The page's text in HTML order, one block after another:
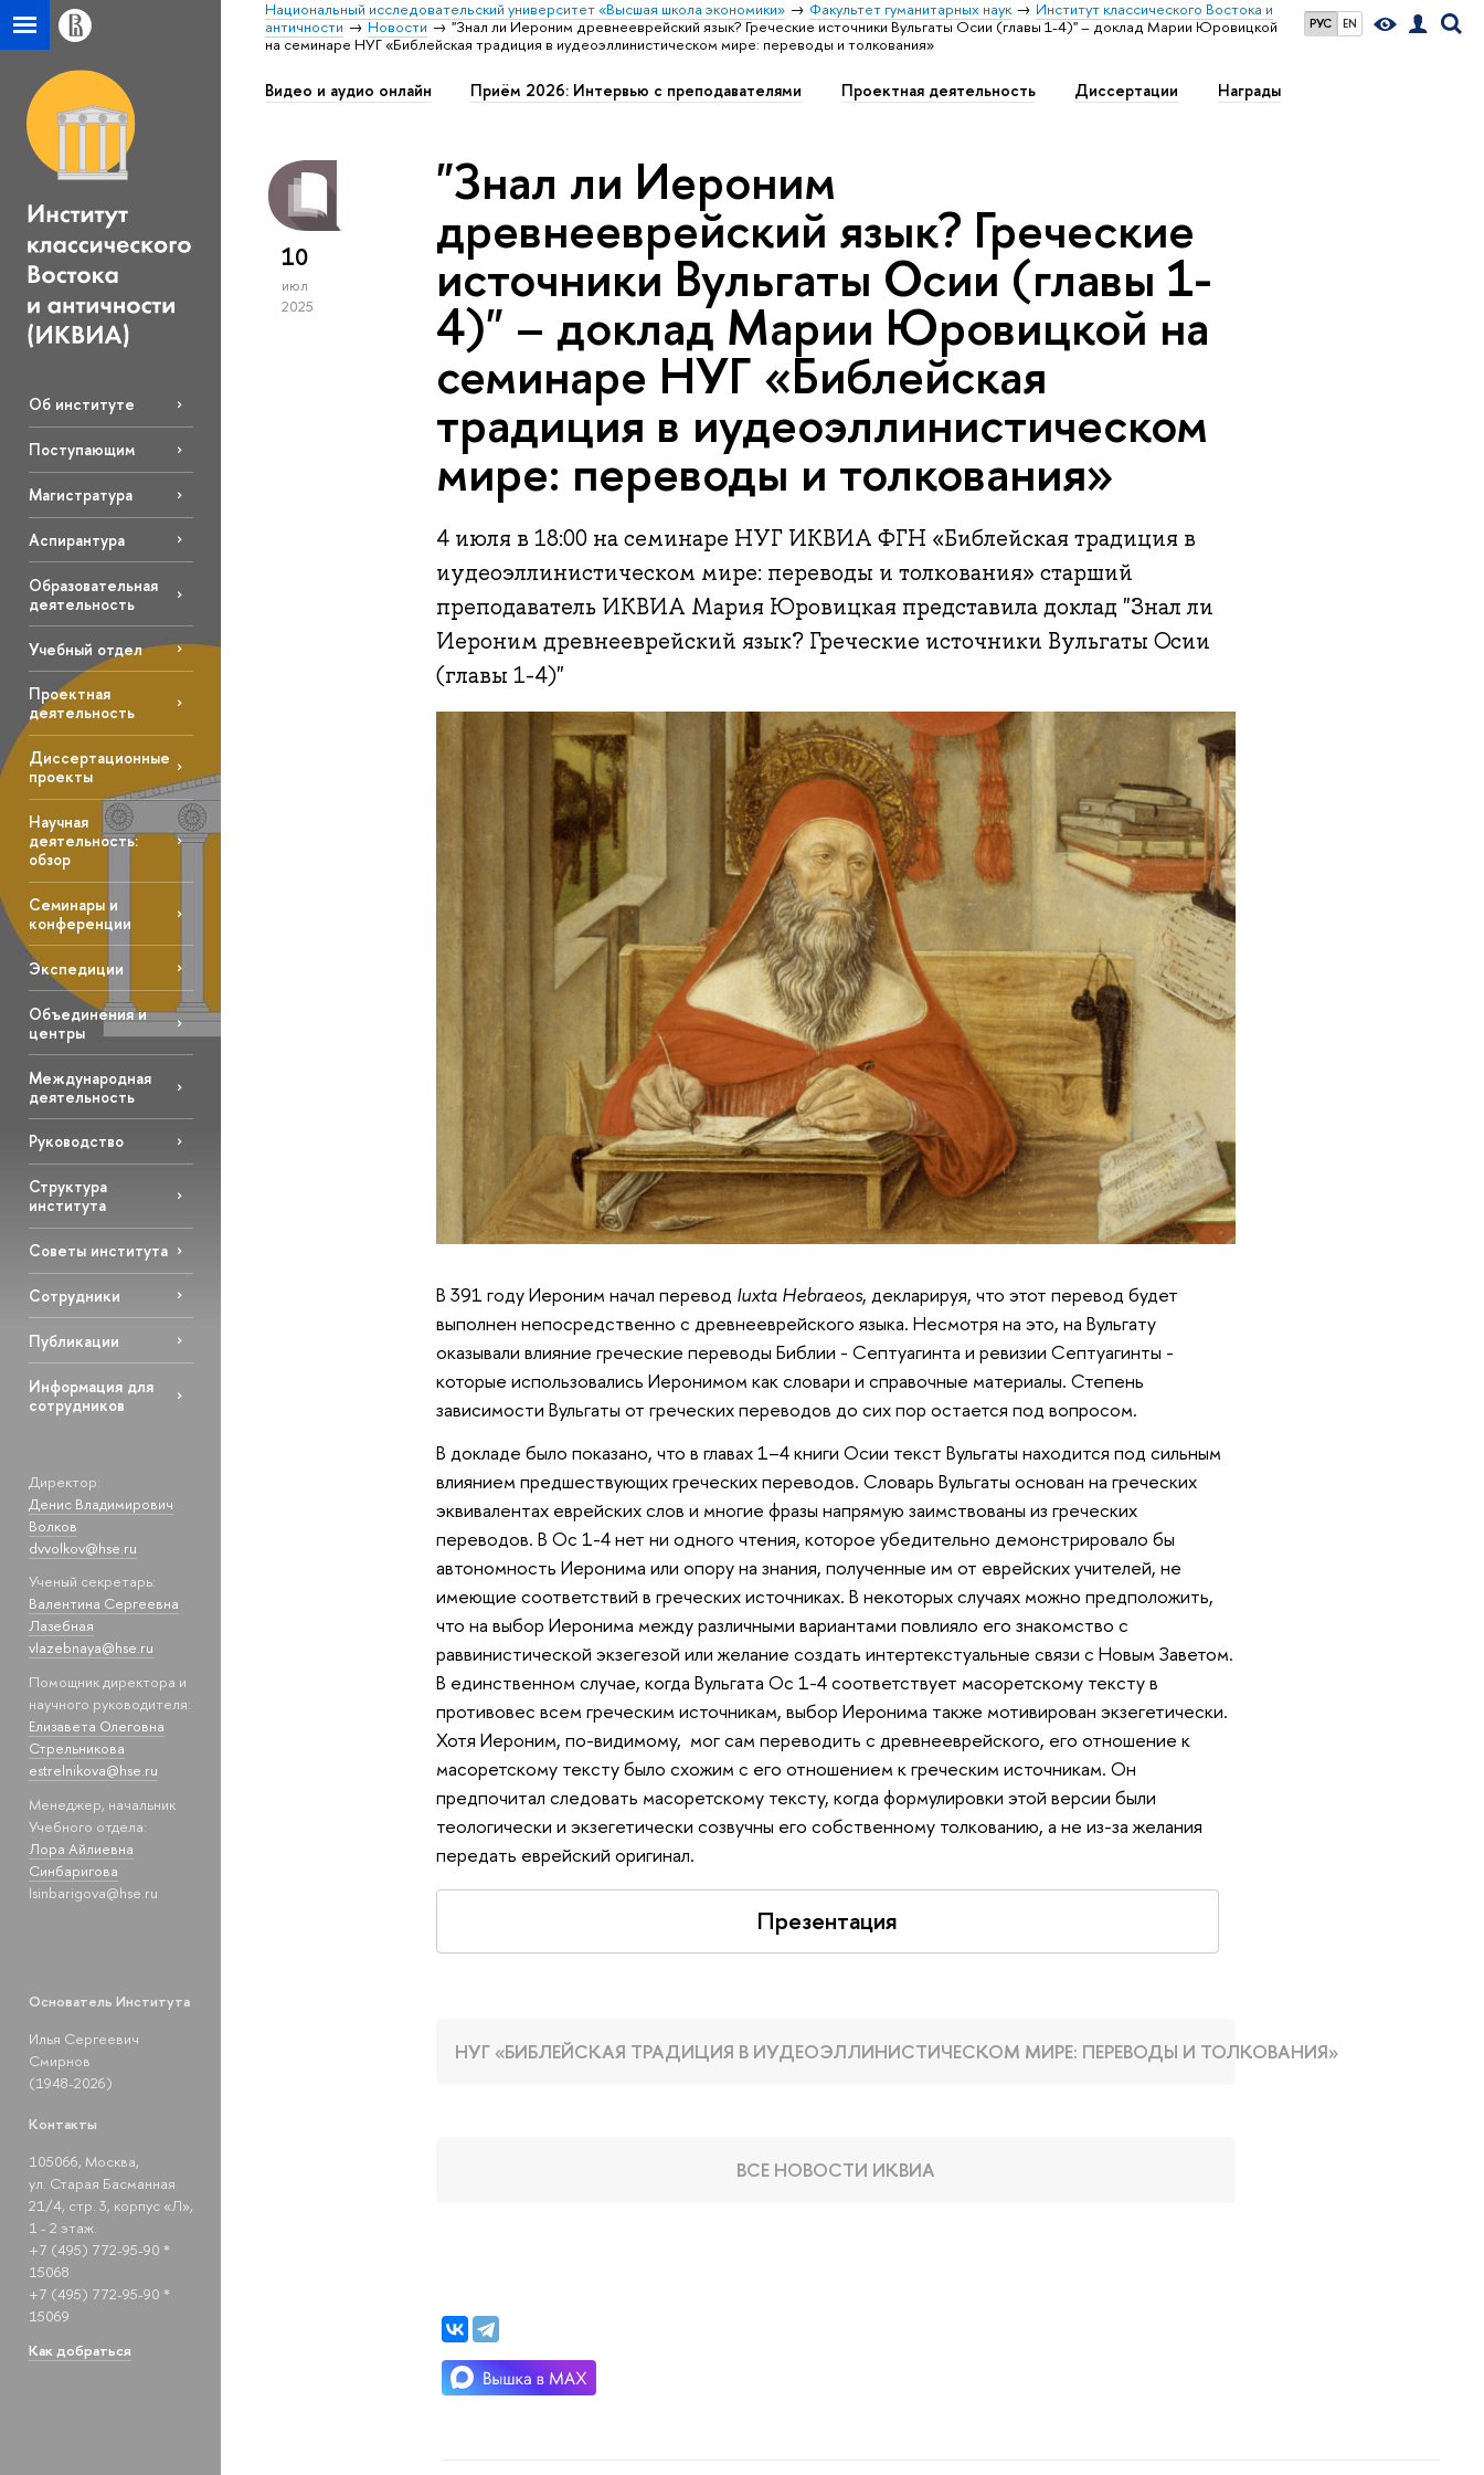
РУС EN
Национальный исследовательский университет «Высшая школа экономики» Факультет гуманитарных наук
Институт классического Востока и
античности
Новости
"Знал ли Иероним древнееврейский язык? Греческие источники Вульгаты Осии (главы 1-4)" – доклад Марии Юровицкой
на семинаре НУГ «Библейская традиция в иудеоэллинистическом мире: переводы и толкования»
Об институте
Поступающим
Магистратура
Аспирантура
Образовательная
деятельность
Учебный отдел
Проектная
деятельность
Диссертационные
проекты
Научная
деятельность:
обзор
Семинары и
конференции
Экспедиции
Объединения и
центры
Международная
деятельность
Руководство
Структура
института
Советы института
Сотрудники
Публикации
Информация для
сотрудников
Директор:
Денис Владимирович
Волков
dvvolkov@hse.ru
Ученый секретарь:
Валентина Сергеевна
Лазебная
vlazebnaya@hse.ru
Помощник директора и
научного руководителя:
Елизавета Олеговна
Стрельникова
estrelnikova@hse.ru
Менеджер, начальник
Учебного отдела:
Лора Айлиевна
Синбаригова
lsinbarigova@hse.ru
Основатель Института
Илья Сергеевич
Смирнов
(1948-2026)
Контакты
105066, Москва,
ул. Старая Басманная
21/4, стр. 3, корпус «Л»,
1 - 2 этаж.
+7 (495) 772-95-90 *
15068
+7 (495) 772-95-90 *
15069
Как добраться
Видео и аудио онлайн Приём 2026: Интервью с преподавателями Проектная деятельность Диссертации Награды
10
июл
2025
"Знал ли Иероним
древнееврейский язык? Греческие
источники Вульгаты Осии (главы 1-
4)" – доклад Марии Юровицкой на
семинаре НУГ «Библейская
традиция в иудеоэллинистическом
мире: переводы и толкования»
4 июля в 18:00 на семинаре НУГ ИКВИА ФГН «Библейская традиция в
иудеоэллинистическом мире: переводы и толкования» старший
преподаватель ИКВИА Мария Юровицкая представила доклад "Знал ли
Иероним древнееврейский язык? Греческие источники Вульгаты Осии
(главы 1-4)"
В 391 году Иероним начал перевод Iuxta Hebraeos, декларируя, что этот перевод будет
выполнен непосредственно с древнееврейского языка. Несмотря на это, на Вульгату
оказывали влияние греческие переводы Библии - Септуагинта и ревизии Септуагинты -
которые использовались Иеронимом как словари и справочные материалы. Степень
зависимости Вульгаты от греческих переводов до сих пор остается под вопросом.
В докладе было показано, что в главах 1–4 книги Осии текст Вульгаты находится под сильным
влиянием предшествующих греческих переводов. Словарь Вульгаты основан на греческих
эквивалентах еврейских слов и многие фразы напрямую заимствованы из греческих
переводов. В Ос 1-4 нет ни одного чтения, которое убедительно демонстрировало бы
автономность Иеронима или опору на знания, полученные им от еврейских учителей, не
имеющие соответствий в греческих источниках. В некоторых случаях можно предположить,
что на выбор Иеронима между различными вариантами повлияло его знакомство с
раввинистической экзегезой или желание создать интертекстуальные связи с Новым Заветом.
В единственном случае, когда Вульгата Ос 1-4 соответствует масоретскому тексту в
противовес всем греческим источникам, выбор Иеронима также мотивирован экзегетически.
Хотя Иероним, по-видимому, мог сам переводить с древнееврейского, его отношение к
масоретскому тексту было схожим с его отношением к греческим источникам. Он
предпочитал следовать масоретскому тексту, когда формулировки этой версии были
теологически и экзегетически созвучны его собственному толкованию, а не из-за желания
передать еврейский оригинал.
Презентация
НУГ «БИБЛЕЙСКАЯ ТРАДИЦИЯ В ИУДЕОЭЛЛИНИСТИЧЕСКОМ МИРЕ: ПЕРЕВОДЫ И ТОЛКОВАНИЯ»
ВСЕ НОВОСТИ ИКВИА